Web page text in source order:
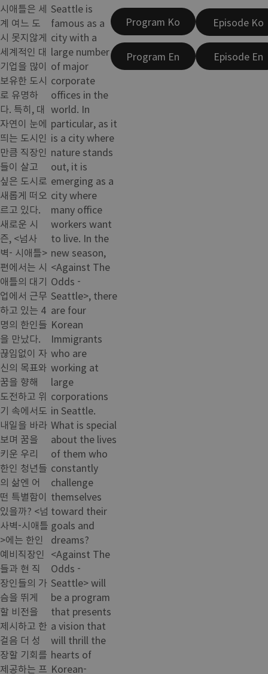
시애틀은 세
계 여느 도
시 못지않게
세계적인 대
기업을 많이
보유한 도시
로 유명하
다. 특히, 대
자연이 눈에
띄는 도시인
만큼 직장인
들이 살고
싶은 도시로
새롭게 떠오
르고 있다.
새로운 시
즌, <넘사
벽- 시애틀>
편에서는 시
애틀의 대기
업에서 근무
하고 있는 4
명의 한인들
을 만났다.
끊임없이 자
신의 목표와
꿈을 향해
도전하고 위
기 속에서도
내일을 바라
보며 꿈을
키운 우리
한인 청년들
의 삶엔 어
떤 특별함이
있을까? <넘
사벽-시애틀
>에는 한인
예비직장인
들과 현 직
장인들의 가
슴을 뛰게
할 비전을
제시하고 한
걸음 더 성
장할 기회를
제공하는 프
Seattle is
famous as a
city with a
large number
of major
corporate
offices in the
world. In
particular, as it
is a city where
nature stands
out, it is
emerging as a
city where
many office
workers want
to live. In the
new season,
<Against The
Odds -
Seattle>, there
are four
Korean
Immigrants
who are
working at
large
corporations
in Seattle.
What is special
about the lives
of them who
constantly
challenge
themselves
toward their
goals and
dreams?
<Against The
Odds -
Seattle> will
be a program
that presents
a vision that
will thrill the
hearts of
Korean-
Program Ko
Program En
Episode Ko
Episode En